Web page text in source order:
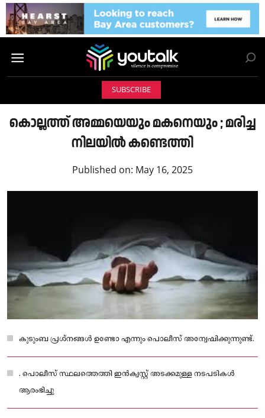
SUBSCRIBE
കൊല്ലത്ത് അമ്മയെയും മകനെയും ; മരിച്ച
നിലയിൽ കണ്ടെത്തി
Published on: May 16, 2025
കുടുംബ പ്രശ്നങ്ങള്‍ ഉണ്ടോ എന്നും പൊലീസ് അന്വേഷിക്കുന്നുണ്ട്.
. പൊലീസ് സ്ഥലത്തെത്തി ഇന്‍ക്വസ്റ്റ് അടക്കമുള്ള നടപടികള്‍
ആരംഭിച്ചു